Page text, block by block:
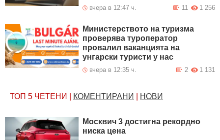
вчера в 12:47 ч. 1 256
11
Министерството на туризма
проверява туроператор
провалил ваканцията на
унгарски туристи у нас
вчера в 12:35 ч. 1 131
2
ТОП 5 ЧЕТЕНИ КОМЕНТИРАНИ НОВИ
Москвич 3 достигна рекордно
ниска цена